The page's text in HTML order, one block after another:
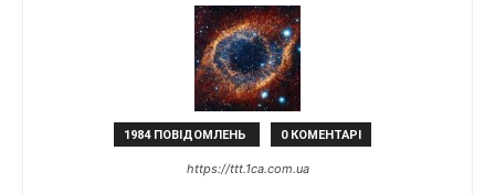
1984 ПОВІДОМЛЕНЬ 0 КОМЕНТАРІ
https://ttt.1ca.com.ua